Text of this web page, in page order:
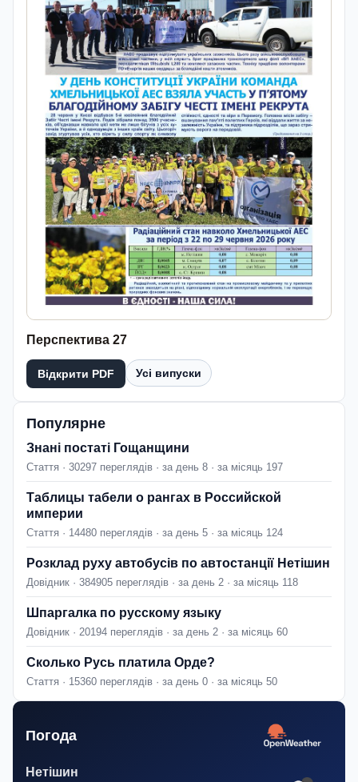
Перспектива 27
Відкрити PDF Усі випуски
Популярне
Знані постаті Гощанщини
Стаття · 30297 переглядів · за день 8 · за місяць 197
Таблицы табели о рангах в Российской
империи
Стаття · 14480 переглядів · за день 5 · за місяць 124
Розклад руху автобусів по автостанції Нетішин
Довідник · 384905 переглядів · за день 2 · за місяць 118
Шпаргалка по русскому языку
Довідник · 20194 переглядів · за день 2 · за місяць 60
Сколько Русь платила Орде?
Стаття · 15360 переглядів · за день 0 · за місяць 50
Погода
Нетішин